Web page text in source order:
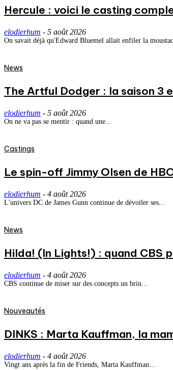
Hercule : voici le casting
elodierhum - 5 août 2026
On savait déjà qu'Edward Bluemel allait enfiler la
News
The Artful Dodger : la saison 3
elodierhum - 5 août 2026
On ne va pas se mentir : quand une...
Castings
Le spin-off Jimmy Olsen de
elodierhum - 4 août 2026
L'univers DC de James Gunn continue de dévoiler ses...
News
Hilda! (In Lights!) : quand CBS
elodierhum - 4 août 2026
CBS continue de miser sur des concepts un brin...
Nouveautés
DINKS : Marta Kauffman, la
elodierhum - 4 août 2026
Vingt ans après la fin de Friends, Marta Kauffman...